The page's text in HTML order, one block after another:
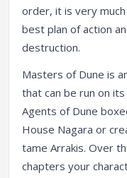
order, it is very
best plan of action
destruction.
Masters of Dune is
that can be run on
Agents of Dune
House Nagara or
tame Arrakis. Over
chapters your